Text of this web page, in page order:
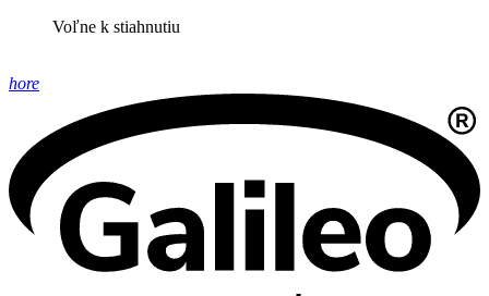
Voľne k stiahnutiu
hore